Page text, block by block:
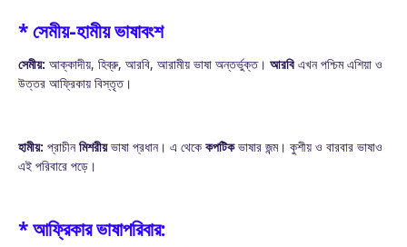
* সেমীয়-হামীয় ভাষাবংশ
সেমীয়: আক্কাদীয়, হিব্রু, আরবি, আরামীয় ভাষা অন্তর্ভুক্ত। আরবিএখন পশ্চিম এশিয়া ও
উত্তর আফ্রিকায় বিস্তৃত।
হামীয়: প্রাচীনমিশরীয়ভাষা প্রধান। এ থেকে কপটিকভাষার জন্ম। কুশীয় ও বারবার ভাষাও
এই পরিবারে পড়ে।
* আফ্রিকার ভাষাপরিবার: